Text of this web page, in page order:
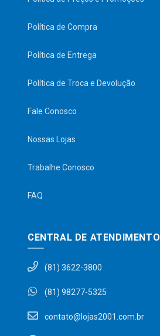
Política de Compra
Política de Entrega
Política de Troca e Devolução
Fale Conosco
Nossas Lojas
Trabalhe Conosco
FAQ
CENTRAL DE ATENDIMENTO
(81) 3622-3800
(81) 98277-5325
contato@lojas2001.com.br